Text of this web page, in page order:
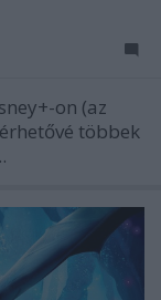
on (az
többek